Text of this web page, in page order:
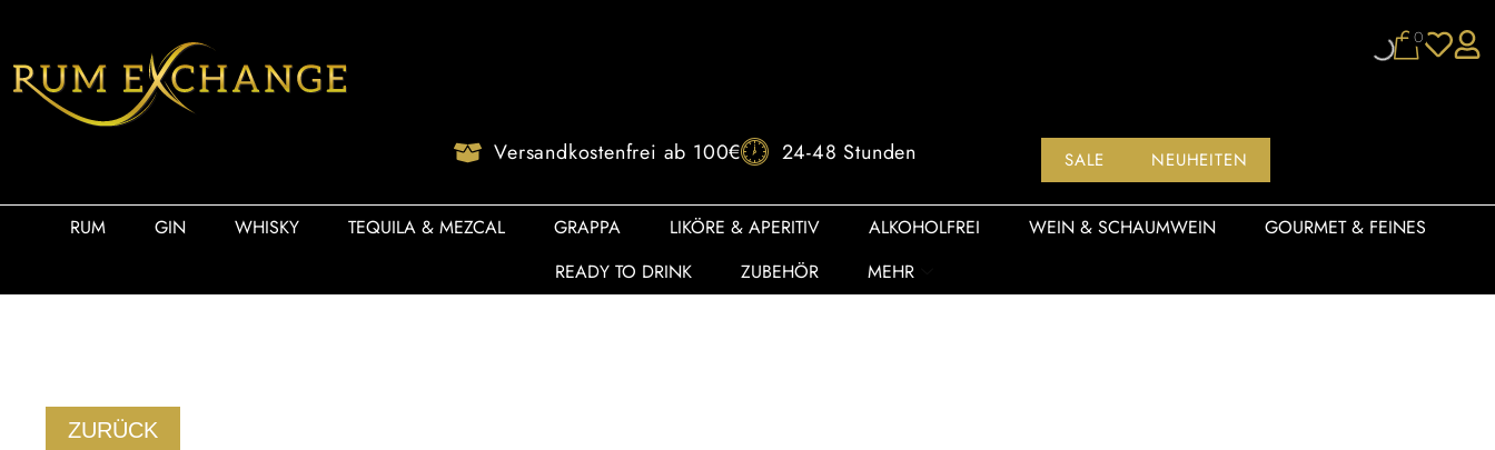
0
Versandkostenfrei ab 100€ 24-48 Stunden SALE NEUHEITEN
RUM GIN WHISKY TEQUILA & MEZCAL GRAPPA LIKÖRE & APERITIV ALKOHOLFREI WEIN & SCHAUMWEIN
GOURMET & FEINES
READY TO DRINK
ZUBEHÖR MEHR